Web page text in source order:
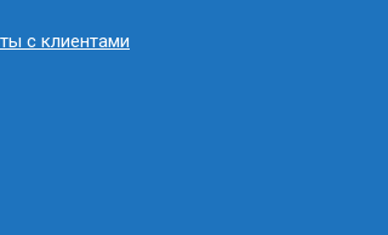
с клиентами